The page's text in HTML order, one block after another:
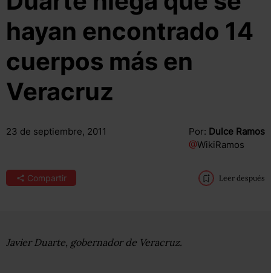
hayan encontrado 14
cuerpos más en
Veracruz
23 de septiembre, 2011 Por: Dulce Ramos
@WikiRamos
Compartir Leer después
Javier Duarte, gobernador de Veracruz.